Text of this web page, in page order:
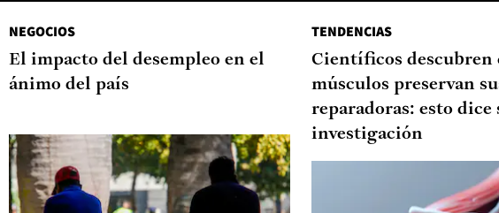
NEGOCIOS
El impacto del desempleo en el
ánimo del país
TENDENCIAS
Científicos descubren
músculos preservan
reparadoras: esto dice
investigación